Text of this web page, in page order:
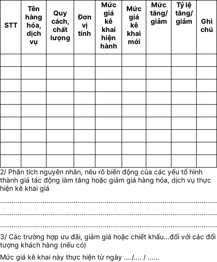
STT
Tên
hàng
hóa,
dịch
vụ
Quy
cách,
chất
lượng
Đơn
vị
tính
Mức
giá
kê
khai
hiện
hành
Mức
giá
kê
khai
mới
Mức
tăng/
giảm
Tỷ lệ
tăng/
giảm
Ghi
chú
2/ Phân tích nguyên nhân, nêu rõ biến động của các yếu tố hình
thành giá tác động làm tăng hoặc giảm giá hàng hóa, dịch vụ thực
hiện kê khai giá
3/ Các trường hợp ưu đãi, giảm giá hoặc chiết khấu...đối với các đối
tượng khách hàng (nếu có)
Mức giá kê khai này thực hiện từ ngày ..../.... / ......